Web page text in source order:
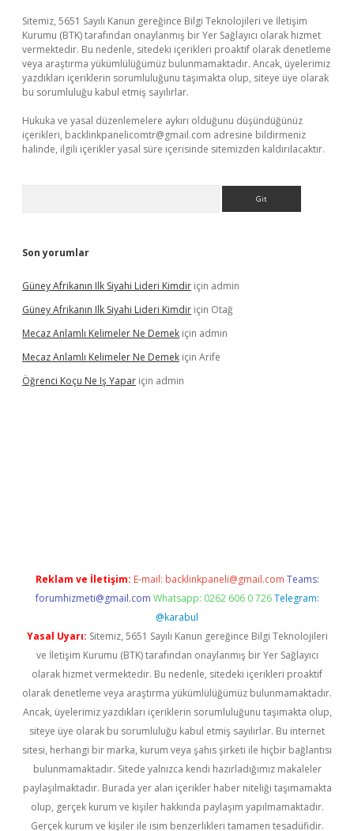
Sitemiz, 5651 Sayılı Kanun gereğince Bilgi Teknolojileri ve İletişim
Kurumu (BTK) tarafından onaylanmış bir Yer Sağlayıcı olarak hizmet
vermektedir. Bu nedenle, sitedeki içerikleri proaktif olarak denetleme
veya araştırma yükümlülüğümüz bulunmamaktadır. Ancak, üyelerimiz
yazdıkları içeriklerin sorumluluğunu taşımakta olup, siteye üye olarak
bu sorumluluğu kabul etmiş sayılırlar.
Hukuka ve yasal düzenlemelere aykırı olduğunu düşündüğünüz
içerikleri, backlinkpanelicomtr@gmail.com adresine bildirmeniz
halinde, ilgili içerikler yasal süre içerisinde sitemizden kaldırılacaktır.
Son yorumlar
Güney Afrikanın Ilk Siyahi Lideri Kimdir için admin
Güney Afrikanın Ilk Siyahi Lideri Kimdir için Otağ
Mecaz Anlamlı Kelimeler Ne Demek için admin
Mecaz Anlamlı Kelimeler Ne Demek için Arife
Öğrenci Koçu Ne Iş Yapar için admin
Reklam ve İletişim: E-mail: backlinkpaneli@gmail.com Teams:
forumhizmeti@gmail.com Whatsapp: 0262 606 0 726 Telegram:
@karabul
Yasal Uyarı: Sitemiz, 5651 Sayılı Kanun gereğince Bilgi Teknolojileri
ve İletişim Kurumu (BTK) tarafından onaylanmış bir Yer Sağlayıcı
olarak hizmet vermektedir. Bu nedenle, sitedeki içerikleri proaktif
olarak denetleme veya araştırma yükümlülüğümüz bulunmamaktadır.
Ancak, üyelerimiz yazdıkları içeriklerin sorumluluğunu taşımakta olup,
siteye üye olarak bu sorumluluğu kabul etmiş sayılırlar. Bu internet
sitesi, herhangi bir marka, kurum veya şahıs şirketi ile hiçbir bağlantısı
bulunmamaktadır. Sitede yalnızca kendi hazırladığımız makaleler
paylaşılmaktadır. Burada yer alan içerikler haber niteliği taşımamakta
olup, gerçek kurum ve kişiler hakkında paylaşım yapılmamaktadır.
Gerçek kurum ve kişiler ile isim benzerlikleri tamamen tesadüfidir.